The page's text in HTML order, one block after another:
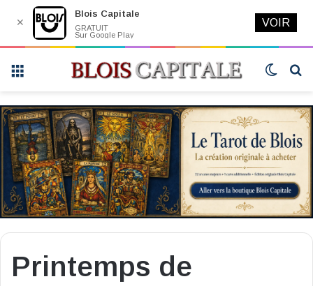
Switch
Printemps de
✕
Blois Capitale
GRATUIT
Sur Google Play
VOIR